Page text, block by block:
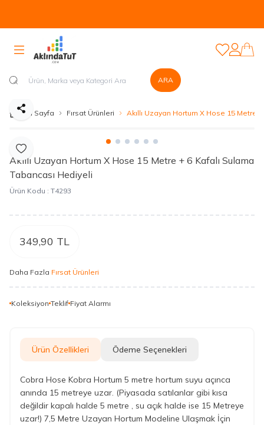
ARA
Hesabım
Favorilerim
Ana Sayfa Fırsat Ürünleri Akıllı Uzayan Hortum X Hose 15 Metre
Favoriye Ekle
Paylaş
Akıllı Uzayan Hortum X Hose 15 Metre + 6 Kafalı Sulama
Tabancası Hediyeli
Ürün Kodu : T4293
349,90 TL
Daha Fazla Fırsat Ürünleri
Koleksiyon Teklif Fiyat Alarmı
Ürün Özellikleri Ödeme Seçenekleri
Cobra Hose Kobra Hortum 5 metre hortum suyu açınca
anında 15 metreye uzar. (Piyasada satılanlar gibi kısa
değildir kapalı halde 5 metre , su açık halde ise 15 Metreye
uzar!) 7,5 Metre Uzayan Hortum Modeline Ulaşmak İçin